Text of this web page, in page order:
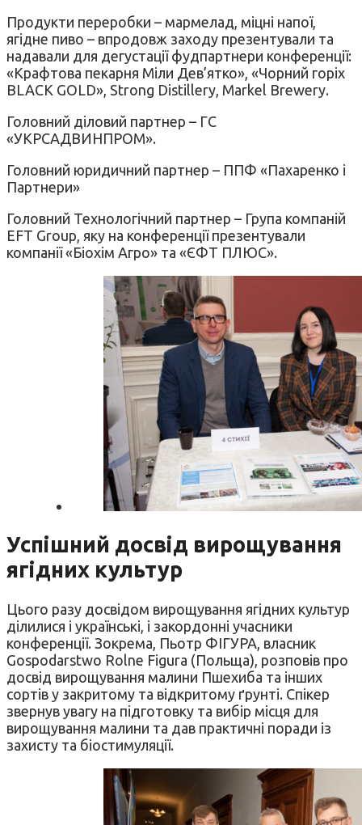
Продукти переробки – мармелад, міцні напої,
ягідне пиво – впродовж заходу презентували та
надавали для дегустації фудпартнери конференції:
«Крафтова пекарня Міли Дев’ятко», «Чорний горіх
BLACK GOLD», Strong Distillery, Markel Brewery.
Головний діловий партнер – ГС
«УКРСАДВИНПРОМ».
Головний юридичний партнер – ППФ «Пахаренко і
Партнери»
Головний Технологічний партнер – Група компаній
EFT Group, яку на конференції презентували
компанії «Біохім Агро» та «ЄФТ ПЛЮС».
Успішний досвід вирощування
ягідних культур
Цього разу досвідом вирощування ягідних культур
ділилися і українські, і закордонні учасники
конференції. Зокрема, Пьотр ФІГУРА, власник
Gospodarstwo Rolne Figura (Польща), розповів про
досвід вирощування малини Пшехиба та інших
сортів у закритому та відкритому ґрунті. Спікер
звернув увагу на підготовку та вибір місця для
вирощування малини та дав практичні поради із
захисту та біостимуляції.